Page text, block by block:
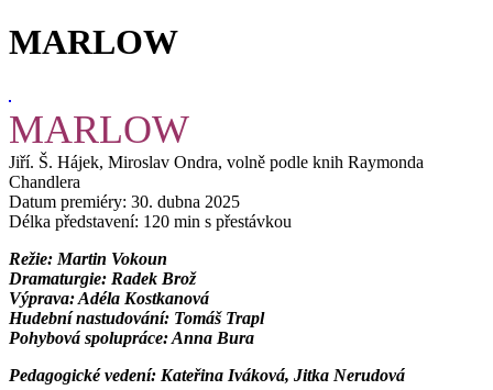
MARLOW
MARLOW
Jiří. Š. Hájek, Miroslav Ondra, volně podle knih Raymonda
Chandlera
Datum premiéry: 30. dubna 2025
Délka představení: 120 min s přestávkou
Režie: Martin Vokoun
Dramaturgie: Radek Brož
Výprava: Adéla Kostkanová
Hudební nastudování: Tomáš Trapl
Pohybová spolupráce: Anna Bura
Pedagogické vedení: Kateřina Iváková, Jitka Nerudová